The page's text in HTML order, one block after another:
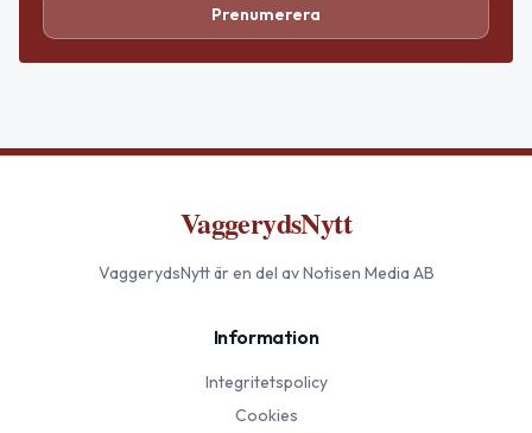
Prenumerera
VaggerydsNytt
VaggerydsNyttär en del av Notisen Media AB
Information
Integritetspolicy
Cookies